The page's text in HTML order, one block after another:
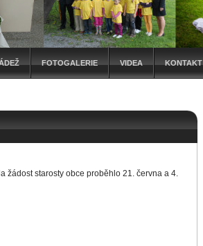
FOTOGALERIE VIDEA KONTAKT
žádost starosty obce proběhlo 21. června a 4.